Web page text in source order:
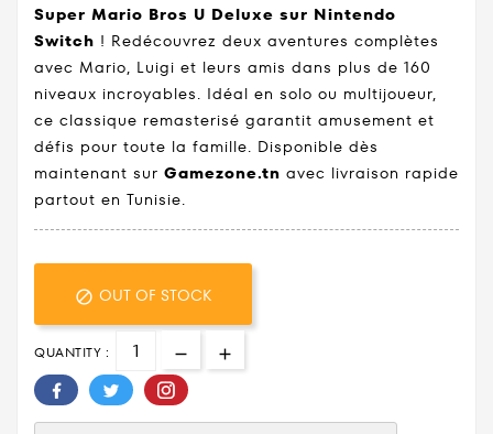
Super Mario Bros U Deluxe sur Nintendo
Switch ! Redécouvrez deux aventures complètes
avec Mario, Luigi et leurs amis dans plus de 160
niveaux incroyables. Idéal en solo ou multijoueur,
ce classique remasterisé garantit amusement et
défis pour toute la famille. Disponible dès
maintenant sur Gamezone.tn avec livraison rapide
partout en Tunisie.
 OUT OF STOCK
QUANTITY :